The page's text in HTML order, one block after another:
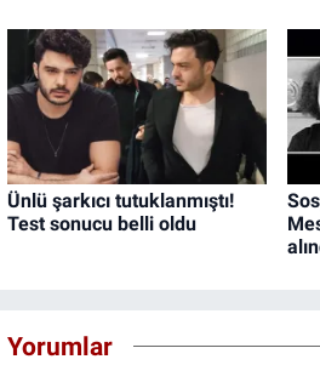
Ünlü şarkıcı tutuklanmıştı!
Test sonucu belli oldu
Yorumlar